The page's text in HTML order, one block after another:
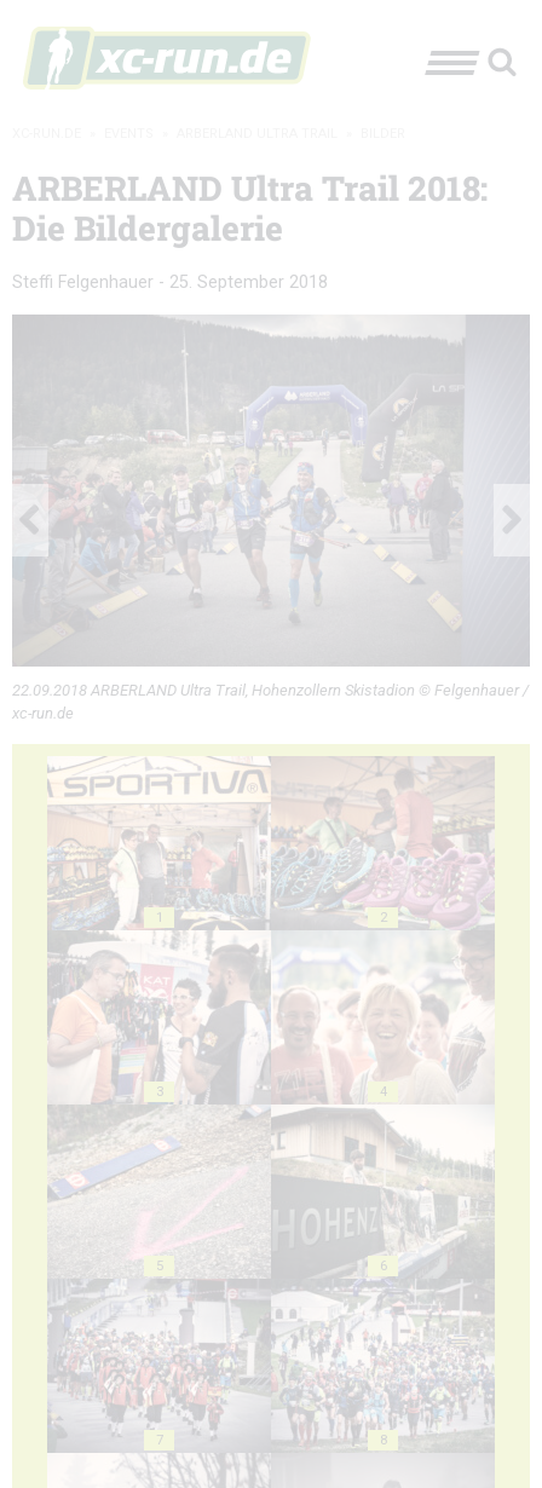
ARBERLAND Ultra Trail 2018:
Die Bildergalerie
Steffi Felgenhauer - 25. September 2018
22.09.2018 ARBERLAND Ultra Trail, Hohenzollern Skistadion © Felgenhauer /
xc-run.de
1 2
3 4
5 6
7 8